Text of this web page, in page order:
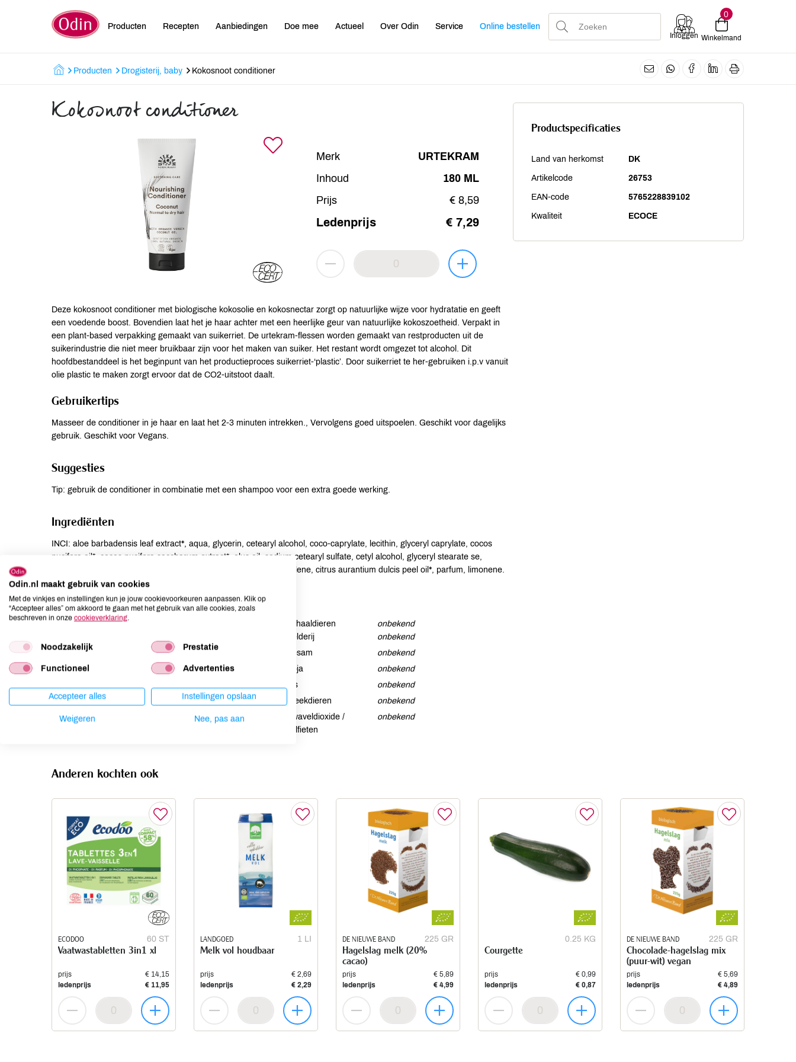
Producten Recepten Aanbiedingen Doe mee Actueel Over Odin Service Online bestellen
Inloggen
0
Winkelmand
Producten Drogisterij, baby Kokosnoot conditioner
Kokosnoot conditioner
Merk
URTEKRAM
Inhoud
180 ML
Prijs
€ 8,59
Ledenprijs € 7,29
Deze kokosnoot conditioner met biologische kokosolie en kokosnectar zorgt op natuurlijke wijze voor hydratatie en geeft
een voedende boost. Bovendien laat het je haar achter met een heerlijke geur van natuurlijke kokoszoetheid. Verpakt in
een plant-based verpakking gemaakt van suikerriet. De urtekram-flessen worden gemaakt van restproducten uit de
suikerindustrie die niet meer bruikbaar zijn voor het maken van suiker. Het restant wordt omgezet tot alcohol. Dit
hoofdbestanddeel is het beginpunt van het productieproces suikerriet-‘plastic’. Door suikerriet te her-gebruiken i.p.v vanuit
olie plastic te maken zorgt ervoor dat de CO2-uitstoot daalt.
Gebruikertips
Masseer de conditioner in je haar en laat het 2-3 minuten intrekken., Vervolgens goed uitspoelen. Geschikt voor dagelijks
gebruik. Geschikt voor Vegans.
Suggesties
Tip: gebruik de conditioner in combinatie met een shampoo voor een extra goede werking.
Ingrediënten
INCI: aloe barbadensis leaf extract*, aqua, glycerin, cetearyl alcohol, coco-caprylate, lecithin, glyceryl caprylate, cocos
nucifera oil*, cocos nucifera saccharum extract*, olus oil, sodium cetearyl sulfate, cetyl alcohol, glyceryl stearate se,
magnolia officinalis bark extract, tocopherol, beta-sitosterol, squalene, citrus aurantium dulcis peel oil*, parfum, limonene.
Allergenen
Aardnoten
onbekend
onbekend
Lactose
onbekend
Lupine
onbekend
Mosterd
onbekend
Noten
Schaaldieren
onbekend
Selderij
onbekend
Sesam
onbekend
Soja
onbekend
Vis
onbekend
Weekdieren
onbekend
Zwaveldioxide /
sulfieten
onbekend
Productspecificaties
Land van herkomst DK
Artikelcode 26753
EAN-code 5765228839102
Kwaliteit ECOCE
Anderen kochten ook
ECODOO 60 ST
Vaatwastabletten 3in1 xl
prijs
€ 14,15
ledenprijs
€ 11,95
LANDGOED 1 LI
Melk vol houdbaar
prijs
€ 2,69
ledenprijs
€ 2,29
DE NIEUWE BAND 225 GR
Hagelslag melk (20%
cacao)
prijs
€ 5,89
ledenprijs
€ 4,99
0.25 KG
Courgette
prijs
€ 0,99
ledenprijs
€ 0,87
DE NIEUWE BAND 225 GR
Chocolade-hagelslag mix
(puur-wit) vegan
prijs
€ 5,69
ledenprijs
€ 4,89
Odin.nl maakt gebruik van cookies
Met de vinkjes en instellingen kun je jouw cookievoorkeuren aanpassen. Klik op
“Accepteer alles” om akkoord te gaan met het gebruik van alle cookies, zoals
beschreven in onze cookieverklaring.
Noodzakelijk Prestatie
Functioneel Advertenties
Accepteer alles Instellingen opslaan
Weigeren Nee, pas aan